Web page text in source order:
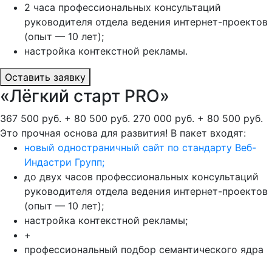
2 часа профессиональных консультаций
руководителя отдела ведения интернет-проектов
(опыт — 10 лет);
настройка контекстной рекламы.
Оставить заявку
«Лёгкий старт PRO»
367 500 руб. + 80 500 руб. 270 000 руб. + 80 500 руб.
Это прочная основа для развития! В пакет входят:
новый одностраничный сайт по стандарту Веб-
Индастри Групп;
до двух часов профессиональных консультаций
руководителя отдела ведения интернет-проектов
(опыт — 10 лет);
настройка контекстной рекламы;
+
профессиональный подбор семантического ядра